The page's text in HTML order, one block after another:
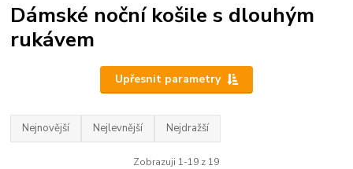
Dámské noční košile s dlouhým
rukávem
Upřesnit parametry
Nejnovější Nejlevnější Nejdražší
Zobrazuji 1-19 z 19